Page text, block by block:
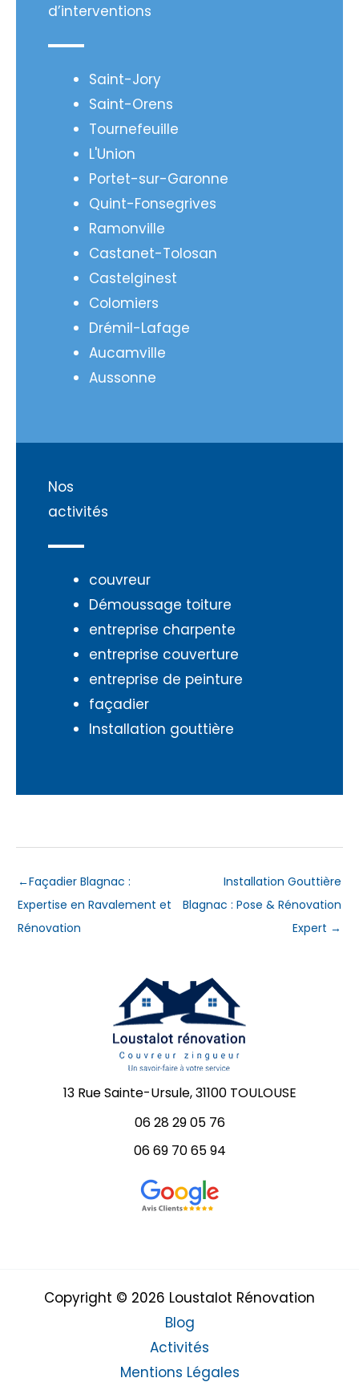
d’interventions
Saint-Jory
Saint-Orens
Tournefeuille
L'Union
Portet-sur-Garonne
Quint-Fonsegrives
Ramonville
Castanet-Tolosan
Castelginest
Colomiers
Drémil-Lafage
Aucamville
Aussonne
Nos
activités
couvreur
Démoussage toiture
entreprise charpente
entreprise couverture
entreprise de peinture
façadier
Installation gouttière
←Façadier Blagnac :
Expertise en Ravalement et
Rénovation
Installation Gouttière
Blagnac : Pose & Rénovation
Expert →
13 Rue Sainte-Ursule, 31100 TOULOUSE
06 28 29 05 76
06 69 70 65 94
Copyright © 2026 Loustalot Rénovation
Blog
Activités
Mentions Légales